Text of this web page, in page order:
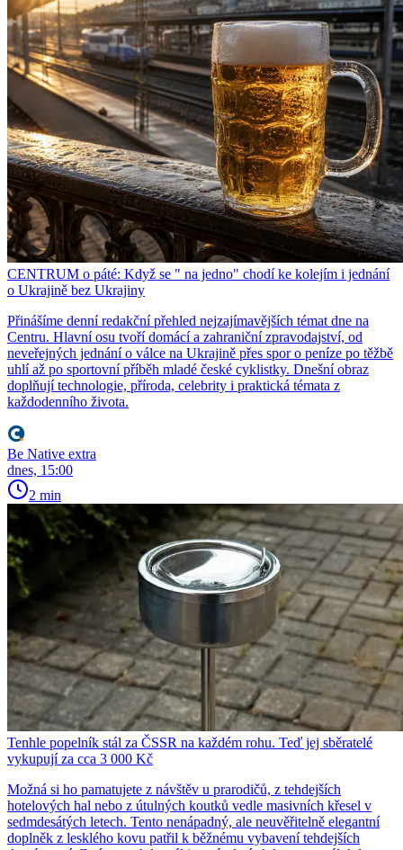
CENTRUM o páté: Když se " na jedno" chodí ke kolejím i jednání
o Ukrajině bez Ukrajiny
Přinášíme denní redakční přehled nejzajímavějších témat dne na
Centru. Hlavní osu tvoří domácí a zahraniční zpravodajství, od
neveřejných jednání o válce na Ukrajině přes spor o peníze po těžbě
uhlí až po sportovní příběh mladé české cyklistky. Dnešní obraz
doplňují technologie, příroda, celebrity i praktická témata z
každodenního života.
Be Native extra
dnes, 15:00
2 min
Tenhle popelník stál za ČSSR na každém rohu. Teď jej sběratelé
vykupují za cca 3 000 Kč
Možná si ho pamatujete z návštěv u prarodičů, z tehdejších
hotelových hal nebo z útulných koutků vedle masivních křesel v
sedmdesátých letech. Tento nenápadný, ale neuvěřitelně elegantní
doplněk z lesklého kovu patřil k běžnému vybavení tehdejších